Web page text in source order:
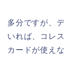
多分ですが、
いれば、コレ
カードが使え